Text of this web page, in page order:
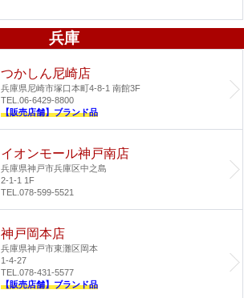
兵庫
つかしん尼崎店
兵庫県尼崎市塚口本町4-8-1 南館3F
TEL.06-6429-8800
【販売店舗】ブランド品
イオンモール神戸南店
兵庫県神戸市兵庫区中之島
2-1-1 1F
TEL.078-599-5521
神戸岡本店
兵庫県神戸市東灘区岡本
1-4-27
TEL.078-431-5577
【販売店舗】ブランド品